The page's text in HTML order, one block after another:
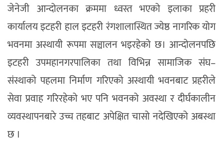
जेनेजी आन्दोलनका क्रममा ध्वस्त भएको इलाका प्रहरी
कार्यालय इटहरी हाल इटहरी रंगशालास्थित ज्येष्ठ नागरिक योग
भवनमा अस्थायी रूपमा सञ्चालन भइरहेको छ। आन्दोलनपछि
इटहरी उपमहानगरपालिका तथा विभिन्न सामाजिक संघ–
संस्थाको पहलमा निर्माण गरिएको अस्थायी भवनबाट प्रहरीले
सेवा प्रवाह गरिरहेको भए पनि भवनको अवस्था र दीर्घकालीन
व्यवस्थापनबारे उच्च तहबाट अपेक्षित चासो नदेखिएको अबस्था
छ ।